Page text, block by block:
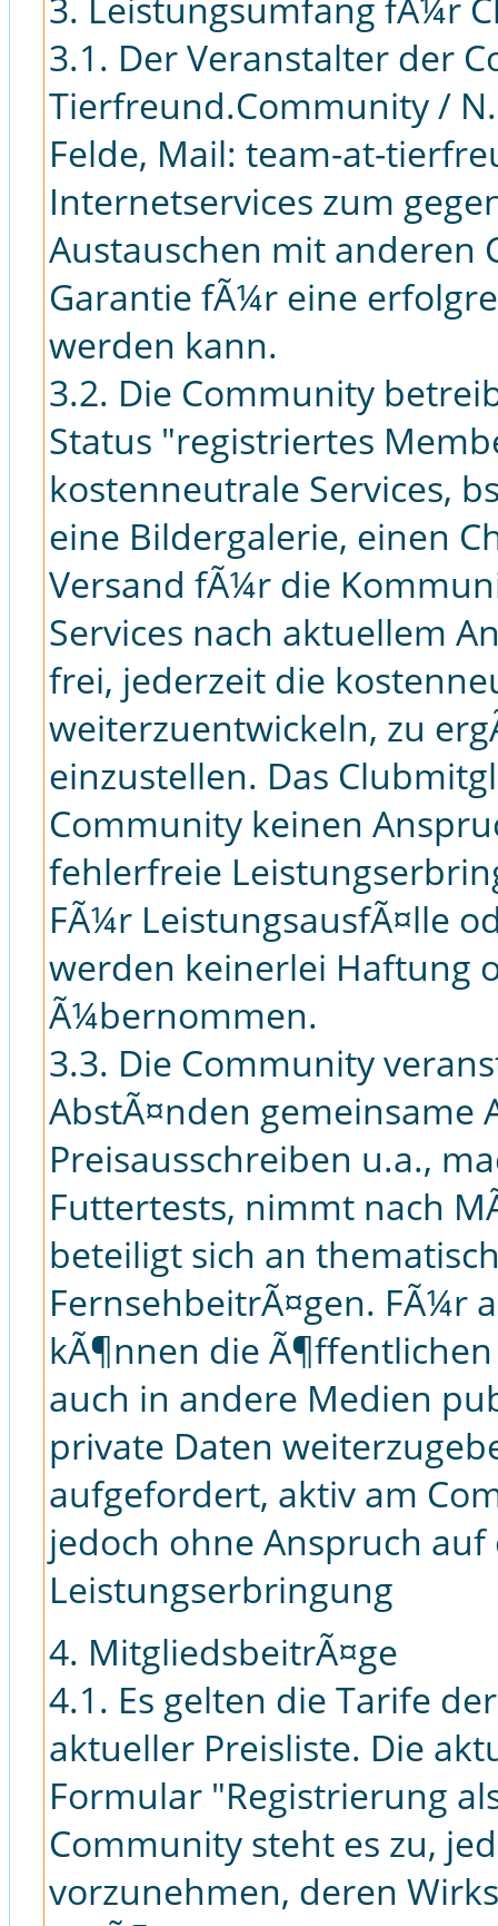
3.1. Der Veranstalter der
Tierfreund.Community /
Felde, Mail: team-at-
Internetservices zum
Austauschen mit anderen
Garantie fÃ¼r eine
werden kann.
3.2. Die Community
Status "registriertes
kostenneutrale Services,
eine Bildergalerie, einen
Versand fÃ¼r die
Services nach aktuellem
frei, jederzeit die
weiterzuentwickeln, zu
einzustellen. Das
Community keinen
fehlerfreie
FÃ¼r LeistungsausfÃ¤lle
werden keinerlei Haftung
Ã¼bernommen.
3.3. Die Community
AbstÃ¤nden gemeinsame
Preisausschreiben u.a.,
Futtertests, nimmt nach
beteiligt sich an
FernsehbeitrÃ¤gen. FÃ¼r
kÃ¶nnen die
auch in andere Medien
private Daten
aufgefordert, aktiv am
jedoch ohne Anspruch
Leistungserbringung
4. MitgliedsbeitrÃ¤ge
4.1. Es gelten die Tarife
aktueller Preisliste. Die
Formular "Registrierung
Community steht es zu,
vorzunehmen, deren